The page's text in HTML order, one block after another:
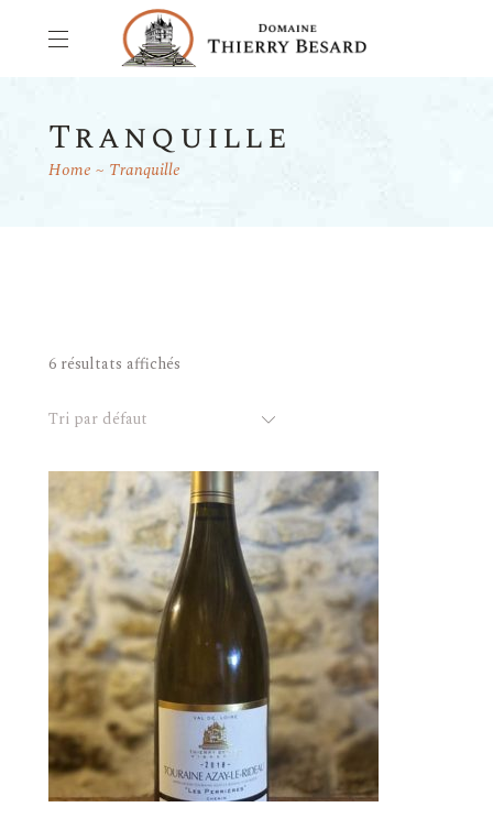
Tranquille
Home Tranquille
6 résultats affichés
Tri par défaut